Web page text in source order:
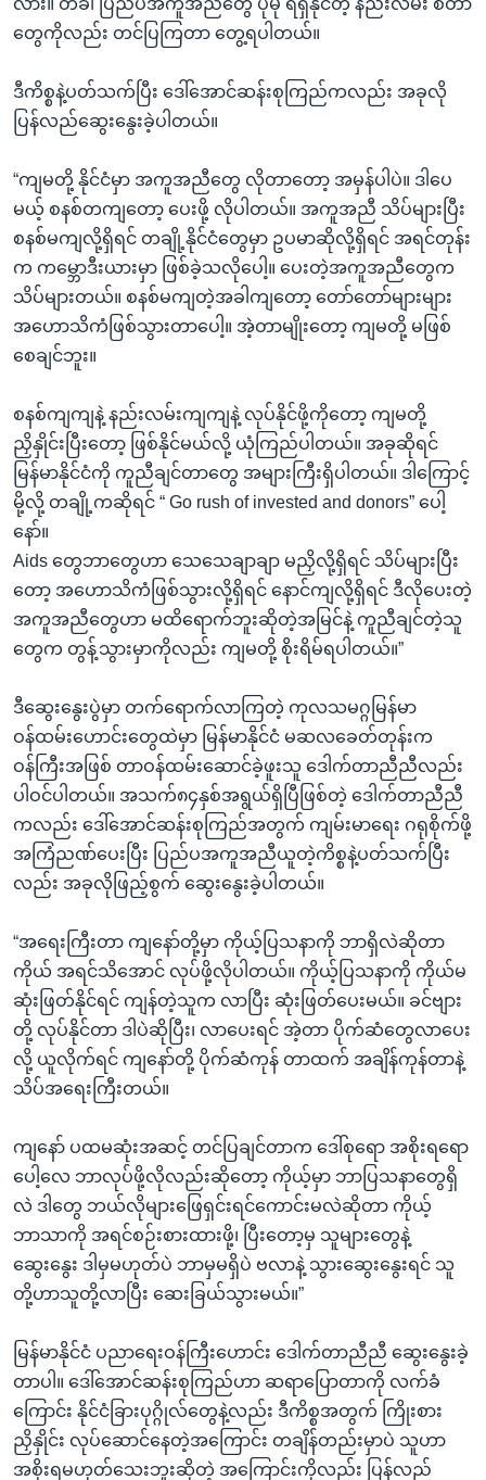
တွေကိုလည်း တင်ပြကြတာ တွေ့ရပါတယ်။
ဒီကိစ္စနဲ့ပတ်သက်ပြီး ဒေါ်အောင်ဆန်းစုကြည်ကလည်း အခုလို
ပြန်လည်ဆွေးနွေးခဲ့ပါတယ်။
“ကျမတို့ နိုင်ငံမှာ အကူအညီတွေ လိုတာတော့ အမှန်ပါပဲ။ ဒါပေ
မယ့် စနစ်တကျတော့ ပေးဖို့ လိုပါတယ်။ အကူအညီ သိပ်များပြီး
စနစ်မကျလို့ရှိရင် တချို့နိုင်ငံတွေမှာ ဥပမာဆိုလို့ရှိရင် အရင်တုန်း
က ကမ္ဘောဒီးယားမှာ ဖြစ်ခဲ့သလိုပေါ့။ ပေးတဲ့အကူအညီတွေက
သိပ်များတယ်။ စနစ်မကျတဲ့အခါကျတော့ တော်တော်များများ
အဟောသိကံဖြစ်သွားတာပေါ့။ အဲ့တာမျိုးတော့ ကျမတို့ မဖြစ်
စေချင်ဘူး။
စနစ်ကျကျနဲ့ နည်းလမ်းကျကျနဲ့ လုပ်နိုင်ဖို့ကိုတော့ ကျမတို့
ညှိနှိုင်းပြီးတော့ ဖြစ်နိုင်မယ်လို့ ယုံကြည်ပါတယ်။ အခုဆိုရင်
မြန်မာနိုင်ငံကို ကူညီချင်တာတွေ အများကြီးရှိပါတယ်။ ဒါကြောင့်
မို့လို့ တချို့ကဆိုရင် “ Go rush of invested and donors” ပေါ့
နော်။
Aids တွေဘာတွေဟာ သေသေချာချာ မညှိလို့ရှိရင် သိပ်များပြီး
တော့ အဟောသိကံဖြစ်သွားလို့ရှိရင် နောင်ကျလို့ရှိရင် ဒီလိုပေးတဲ့
အကူအညီတွေဟာ မထိရောက်ဘူးဆိုတဲ့အမြင်နဲ့ ကူညီချင်တဲ့သူ
တွေက တွန့်သွားမှာကိုလည်း ကျမတို့ စိုးရိမ်ရပါတယ်။”
ဒီဆွေးနွေးပွဲမှာ တက်ရောက်လာကြတဲ့ ကုလသမဂ္ဂမြန်မာ
ဝန်ထမ်းဟောင်းတွေထဲမှာ မြန်မာနိုင်ငံ မဆလခေတ်တုန်းက
ဝန်ကြီးအဖြစ် တာဝန်ထမ်းဆောင်ခဲ့ဖူးသူ ဒေါက်တာညီညီလည်း
ပါဝင်ပါတယ်။ အသက်၈၄နှစ်အရွယ်ရှိပြီဖြစ်တဲ့ ဒေါက်တာညီညီ
ကလည်း ဒေါ်အောင်ဆန်းစုကြည်အတွက် ကျမ်းမာရေး ဂရုစိုက်ဖို့
အကြံညဏ်ပေးပြီး ပြည်ပအကူအညီယူတဲ့ကိစ္စနဲ့ပတ်သက်ပြီး
လည်း အခုလိုဖြည့်စွက် ဆွေးနွေးခဲ့ပါတယ်။
“အရေးကြီးတာ ကျနော်တို့မှာ ကိုယ့်ပြသနာကို ဘာရှိလဲဆိုတာ
ကိုယ် အရင်သိအောင် လုပ်ဖို့လိုပါတယ်။ ကိုယ့်ပြသနာကို ကိုယ်မ
ဆုံးဖြတ်နိုင်ရင် ကျန်တဲ့သူက လာပြီး ဆုံးဖြတ်ပေးမယ်။ ခင်ဗျား
တို့ လုပ်နိုင်တာ ဒါပဲဆိုပြီး၊ လာပေးရင် အဲ့တာ ပိုက်ဆံတွေလာပေး
လို့ ယူလိုက်ရင် ကျနော်တို့ ပိုက်ဆံကုန် တာထက် အချိန်ကုန်တာနဲ့
သိပ်အရေးကြီးတယ်။
ကျနော် ပထမဆုံးအဆင့် တင်ပြချင်တာက ဒေါ်စုရော အစိုးရရော
ပေါ့လေ ဘာလုပ်ဖို့လိုလည်းဆိုတော့ ကိုယ့်မှာ ဘာပြသနာတွေရှိ
လဲ ဒါတွေ ဘယ်လိုများဖြေရှင်းရင်ကောင်းမလဲဆိုတာ ကိုယ့်
ဘာသာကို အရင်စဉ်းစားထားဖို့၊ ပြီးတော့မှ သူများတွေနဲ့
ဆွေးနွေး ဒါမှမဟုတ်ပဲ ဘာမှမရှိပဲ ဗလာနဲ့ သွားဆွေးနွေးရင် သူ
တို့ဟာသူတို့လာပြီး ဆေးခြယ်သွားမယ်။”
မြန်မာနိုင်ငံ ပညာရေးဝန်ကြီးဟောင်း ဒေါက်တာညီညီ ဆွေးနွေးခဲ့
တာပါ။ ဒေါ်အောင်ဆန်းစုကြည်ဟာ ဆရာပြောတာကို လက်ခံ
ကြောင်း နိုင်ငံခြားပုဂ္ဂိုလ်တွေနဲ့လည်း ဒီကိစ္စအတွက် ကြိုးစား
ညှိနှိုင်း လုပ်ဆောင်နေတဲ့အကြောင်း တချိန်တည်းမှာပဲ သူဟာ
အစိုးရမဟုတ်သေးဘူးဆိုတဲ့ အကြောင်းကိုလည်း ပြန်လည်